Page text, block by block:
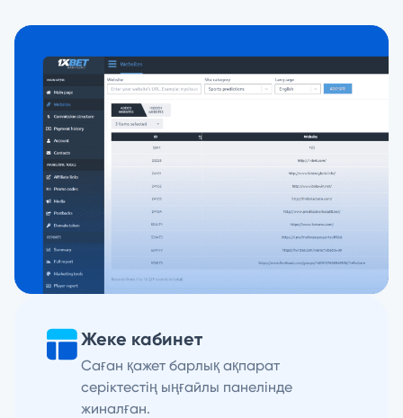
Жеке кабинет
Саған қажет барлық ақпарат
серіктестің ыңғайлы панелінде
жиналған.